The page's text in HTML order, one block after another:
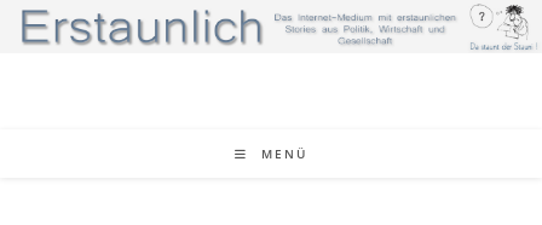
Zum
Inhalt
MENÜ